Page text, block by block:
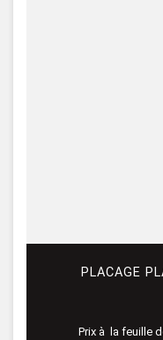
PLACAGE
Prix à la feuille